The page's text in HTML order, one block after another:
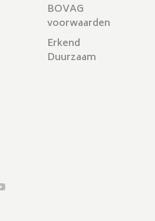
BOVAG
voorwaarden
Erkend
Duurzaam